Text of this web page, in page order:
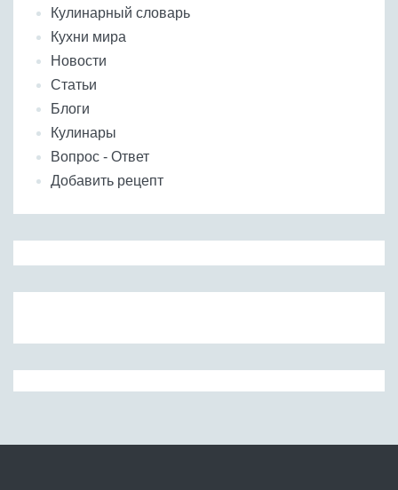
Кулинарный словарь
Кухни мира
Новости
Статьи
Блоги
Кулинары
Вопрос - Ответ
Добавить рецепт